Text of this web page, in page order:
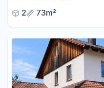
2
73m²